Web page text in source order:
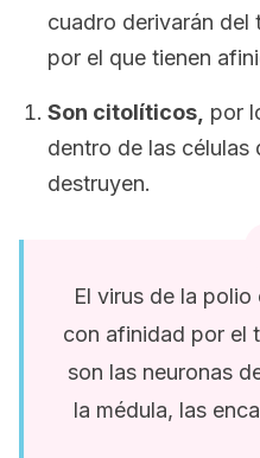
cuadro derivarán
por el que tienen
Son citolíticos, por
dentro de las células
destruyen.
El virus de la
con afinidad por el
son las neuronas
la médula, las